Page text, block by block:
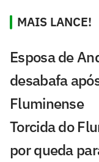
MAIS LANCE!
Esposa de
desabafa
Fluminense
Torcida do
por queda